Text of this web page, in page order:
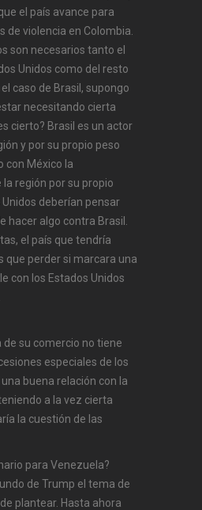
el país avance para
de violencia en Colombia.
son necesarios tanto el
Unidos como del resto
caso de Brasil, supongo
necesitando cierta
cierto? Brasil es un actor
y por su propio peso
con México la
región por su propio
Unidos deberían pensar
hacer algo contra Brasil.
el país que tendría
que perder si marcara una
con los Estados Unidos
su comercio no tiene
especiales de los
buena relación con la
a la vez cierta
la cuestión de las
para Venezuela?
de Trump el tema de
plantear. Hasta ahora